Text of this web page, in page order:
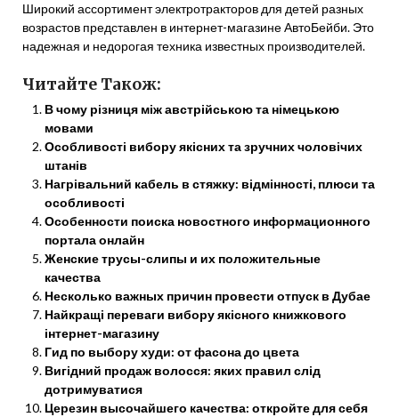
Широкий ассортимент электротракторов для детей разных
возрастов представлен в интернет-магазине АвтоБейби. Это
надежная и недорогая техника известных производителей.
Читайте Також:
В чому різниця між австрійською та німецькою
мовами
Особливості вибору якісних та зручних чоловічих
штанів
Нагрівальний кабель в стяжку: відмінності, плюси та
особливості
Особенности поиска новостного информационного
портала онлайн
Женские трусы-слипы и их положительные
качества
Несколько важных причин провести отпуск в Дубае
Найкращі переваги вибору якісного книжкового
інтернет-магазину
Гид по выбору худи: от фасона до цвета
Вигідний продаж волосся: яких правил слід
дотримуватися
Церезин высочайшего качества: откройте для себя